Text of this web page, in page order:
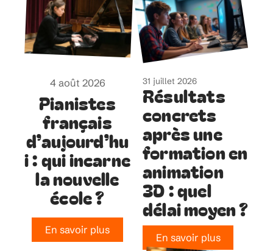
4 août 2026
Pianistes
français
d’aujourd’hu
i : qui incarne
la nouvelle
école ?
En savoir plus
31 juillet 2026
Résultats
concrets
après une
formation en
animation
3D : quel
délai moyen ?
En savoir plus